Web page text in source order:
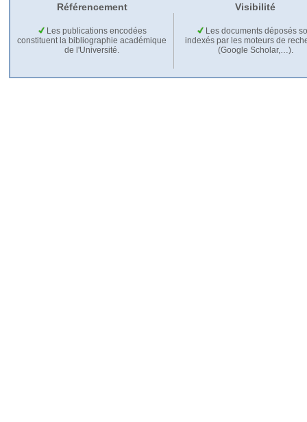
Référencement Visibilité
Les publications encodées
constituent la bibliographie académique
de l'Université.
Les documents déposés
indexés par les moteurs de
(Google Scholar,…).